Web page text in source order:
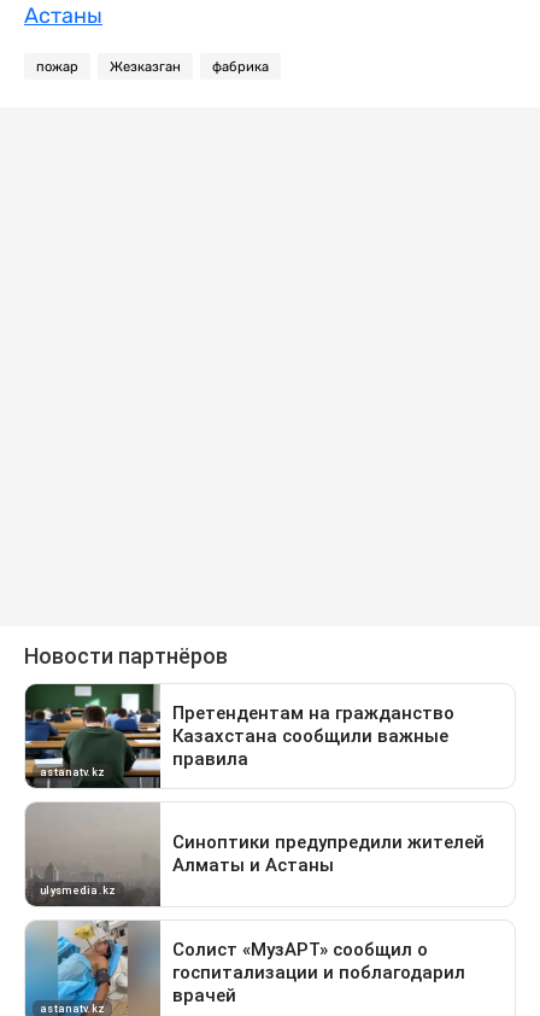
Астаны
пожар Жезказган фабрика